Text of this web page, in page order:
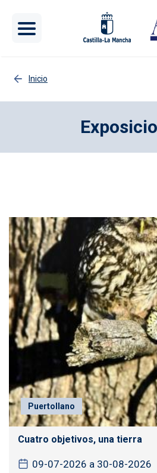
Inicio
Puertollano
Cuatro objetivos, una tierra
09-07-2026 a 30-08-2026